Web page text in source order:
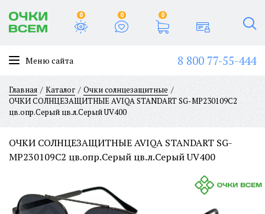
0 0 0
Меню сайта 8 800 77-55-444
Главная Каталог
Очки солнцезащитные
ОЧКИ СОЛНЦЕЗАЩИТНЫЕ AVIQA STANDART SG-MP230109C2
цв.опр.Серый цв.л.Серый UV400
ОЧКИ СОЛНЦЕЗАЩИТНЫЕ AVIQA STANDART SG-
MP230109C2 цв.опр.Серый цв.л.Серый UV400